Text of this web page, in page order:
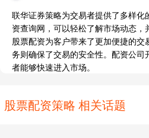
联华证券策略为交易者提供了多样
资查询网，可以轻松了解市场动态
股票配资为客户带来了更加便捷的
务则确保了交易的安全性。配资公司
者能够快速进入市场。
股票配资策略 相关话题